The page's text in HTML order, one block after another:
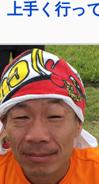
上手く行っ